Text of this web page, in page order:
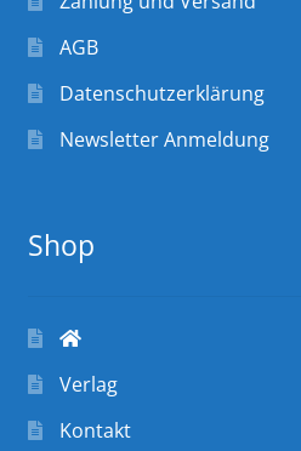
AGB
Datenschutzerklärung
Newsletter Anmeldung
Shop
Verlag
Kontakt